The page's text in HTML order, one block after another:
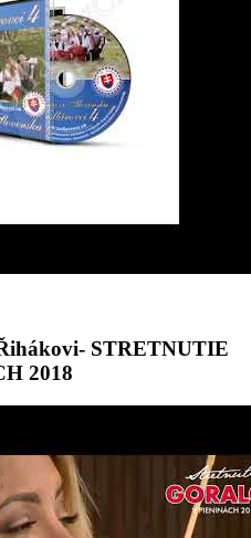
STRETNUTIE
2018